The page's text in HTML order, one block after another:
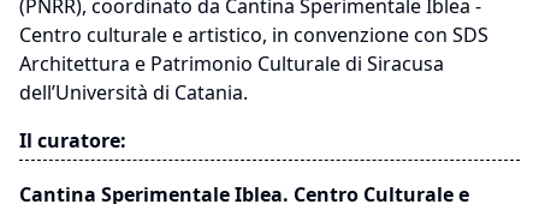
(PNRR), coordinato da Cantina Sperimentale Iblea -
Centro culturale e artistico, in convenzione con SDS
Architettura e Patrimonio Culturale di Siracusa
dell’Università di Catania.
Il curatore:
Cantina Sperimentale Iblea. Centro Culturale e